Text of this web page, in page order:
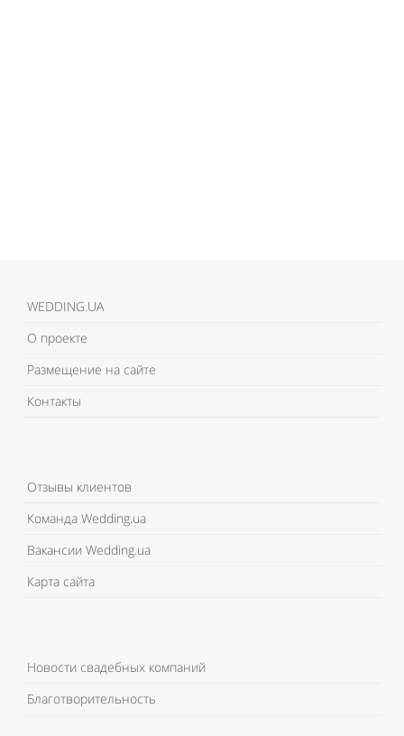
WEDDING.UA
О проекте
Размещение на сайте
Контакты
Отзывы клиентов
Команда Wedding.ua
Вакансии Wedding.ua
Карта сайта
Новости свадебных компаний
Благотворительность